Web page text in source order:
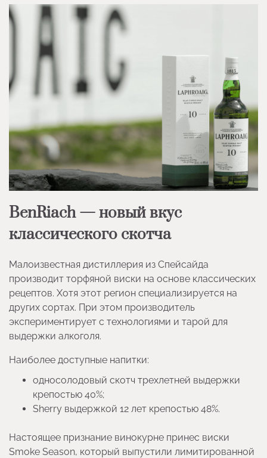
BenRiach — новый вкус
классического скотча
Малоизвестная дистиллерия из Спейсайда
производит торфяной виски на основе классических
рецептов. Хотя этот регион специализируется на
других сортах. При этом производитель
экспериментирует с технологиями и тарой для
выдержки алкоголя.
Наиболее доступные напитки:
односолодовый скотч трехлетней выдержки
крепостью 40%;
Sherry выдержкой 12 лет крепостью 48%.
Настоящее признание винокурне принес виски
Smoke Season, который выпустили лимитированной